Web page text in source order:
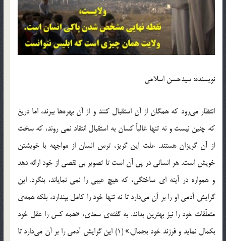
نویسنده: سیدحسن اسلامی
انتظار می‌رود که همگان از آن استقبال کنند و از آن بهره‌ها ببرند، اما دریغ
که چنین نیست و نه تنها غالباً کسان به استقبال انتقاد نمی روند، که سخت
از آن گریزان هستند. علت این گریز، ترس انسان از مواجهه با خویشتن
خویش است. هر انسانی در پی آن است تا تصویر بی نقصی از خود ارائه دهد
و همواره در آینه ای ساختگی، که هیچ عیبی را نمی نمایاند، بنگرد. این
گرایش آدمی او را بر آن می‌دارد تا نه تنها خود را کامل بپندارد، بلکه همه‌ی
متعلّقات خود را نیز بهترین بداند. به گفته‌ی سعدی، «همه کس را عقل خود
بکمال نماید و فرزند خود بجمال.» (1) این گرایش آدمی را بر آن می‌دارد تا